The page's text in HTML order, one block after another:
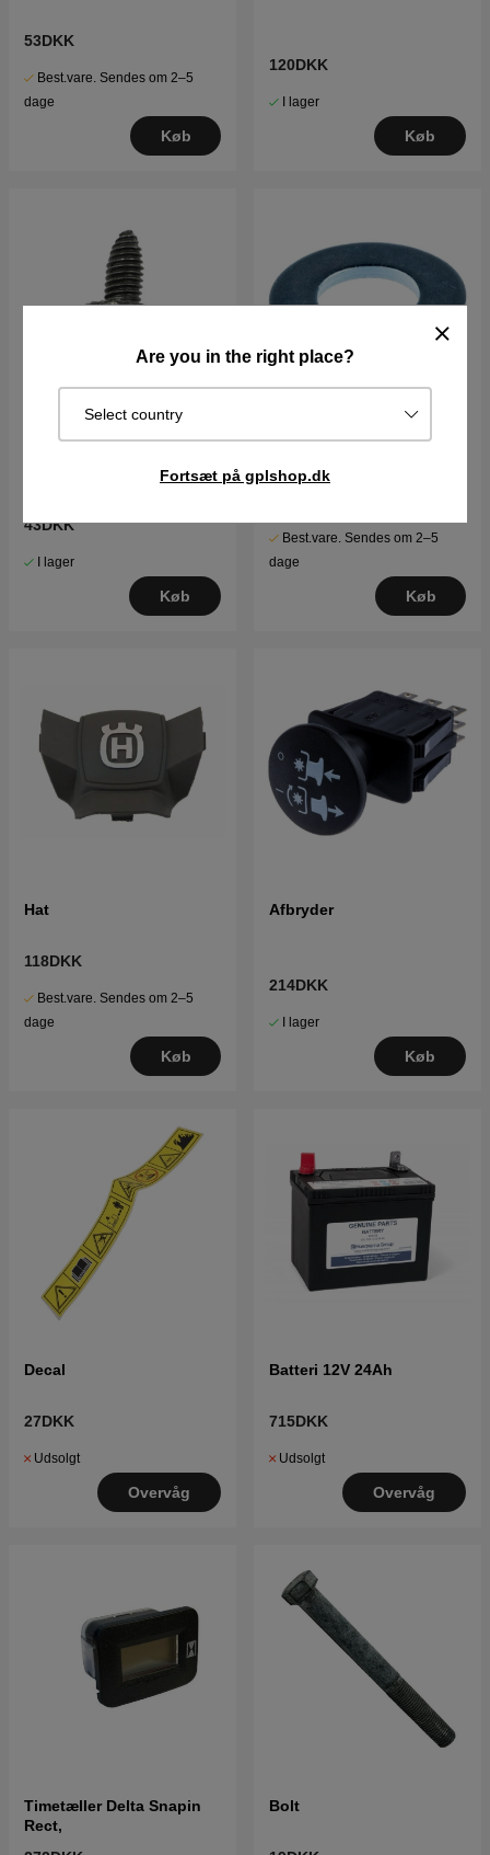
Are you in the right place?
Select country
Fortsæt på gplshop.dk
53DKK
Best.vare. Sendes om 2–5
dage
Køb
120DKK
I lager
Køb
43DKK
I lager
Køb
Best.vare. Sendes om 2–5
dage
Køb
Hat
118DKK
Best.vare. Sendes om 2–5
dage
Køb
Afbryder
214DKK
I lager
Køb
Decal
27DKK
Udsolgt
Overvåg
Batteri 12V 24Ah
715DKK
Udsolgt
Overvåg
Timetæller Delta Snapin
Rect,
Bolt